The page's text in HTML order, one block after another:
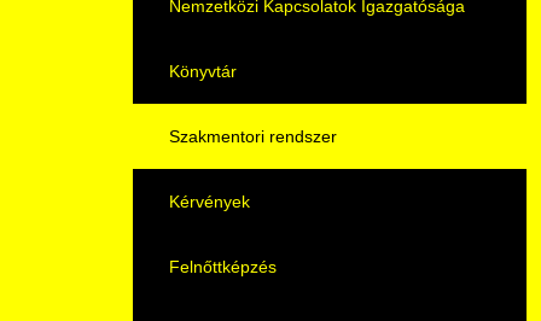
DIÁKHITEL
Moodle
Átjelentkezőknek
Hallgatói pályázatok
Karrier
Nemzetközi Kapcsolatok Igazgatósága
Könyvtár
Szakmentori rendszer
Kérvények
Felnőttképzés